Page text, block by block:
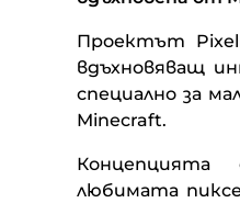
Проектът
вдъхновяващ
специално за
Minecraft.
любимата